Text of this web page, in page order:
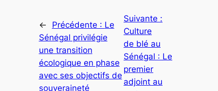
← Précédente : Le
Sénégal privilégie
une transition
écologique en phase
avec ses objectifs de
souveraineté
Suivante :
Culture
de blé au
Sénégal : Le
premier
adjoint au